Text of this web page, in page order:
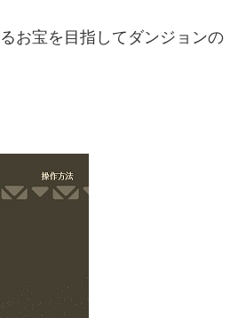
お宝を目指してダンジョンの